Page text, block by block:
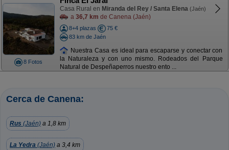
8 Fotos
Casa Rural en Miranda del Rey / Santa Elena (Jaén)
a 36,7 km de Canena (Jaén)
8+4 plazas
75 €
83 km de Jaén
Nuestra Casa es ideal para escaparse y conectar con
la Naturaleza y con uno mismo. Rodeados del Parque
Natural de Despeñaperros nuestro ento ...
Cerca de Canena:
Rus (Jaén) a 1,8 km
La Yedra (Jaén) a 3,4 km